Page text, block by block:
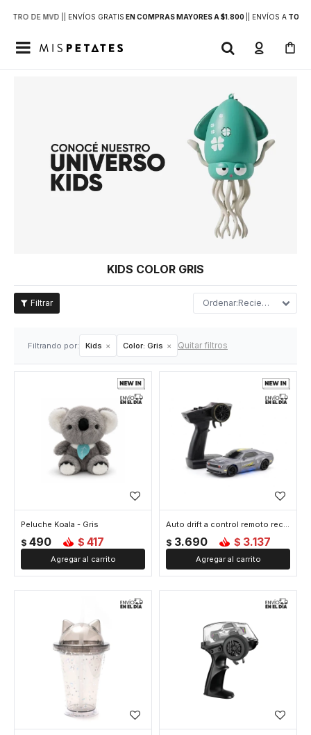
DE MVD | | ENVÍOS GRATIS EN COMPRAS MAYORES A $1.800 | ENVÍOS ATODO

KIDS COLOR GRIS
Recientes
Filtrando por: Kids Color: Gris Quitar filtros
Peluche Koala - Gris
$ 490 $ 417
Auto drift a control remoto recargable - Gris
$ 3.690 $ 3.137